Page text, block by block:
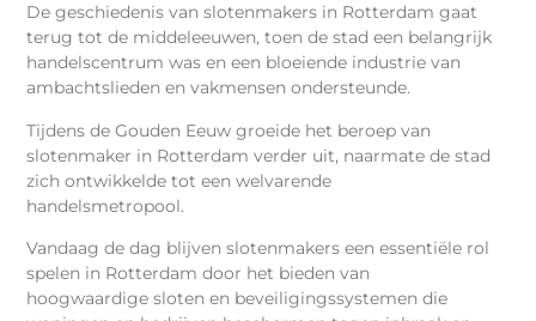
De geschiedenis van slotenmakers in Rotterdam gaat
terug tot de middeleeuwen, toen de stad een belangrijk
handelscentrum was en een bloeiende industrie van
ambachtslieden en vakmensen ondersteunde.
Tijdens de Gouden Eeuw groeide het beroep van
slotenmaker in Rotterdam verder uit, naarmate de stad
zich ontwikkelde tot een welvarende
handelsmetropool.
Vandaag de dag blijven slotenmakers een essentiële rol
spelen in Rotterdam door het bieden van
hoogwaardige sloten en beveiligingssystemen die